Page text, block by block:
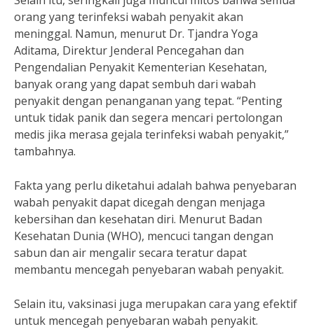
orang yang terinfeksi wabah penyakit akan
meninggal. Namun, menurut Dr. Tjandra Yoga
Aditama, Direktur Jenderal Pencegahan dan
Pengendalian Penyakit Kementerian Kesehatan,
banyak orang yang dapat sembuh dari wabah
penyakit dengan penanganan yang tepat. “Penting
untuk tidak panik dan segera mencari pertolongan
medis jika merasa gejala terinfeksi wabah penyakit,”
tambahnya.
Fakta yang perlu diketahui adalah bahwa penyebaran
wabah penyakit dapat dicegah dengan menjaga
kebersihan dan kesehatan diri. Menurut Badan
Kesehatan Dunia (WHO), mencuci tangan dengan
sabun dan air mengalir secara teratur dapat
membantu mencegah penyebaran wabah penyakit.
Selain itu, vaksinasi juga merupakan cara yang efektif
untuk mencegah penyebaran wabah penyakit.